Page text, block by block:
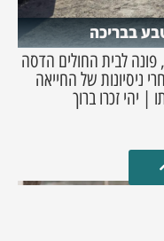
בבריכה
לבית החולים הדסה
ניסיונות של החייאה
| יהי זכרו ברוך